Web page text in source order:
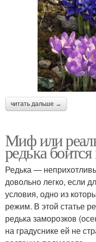
читать дальше →
Миф или
редька
Редька —
довольно легко, если
условия, одно из
режим. В этой статье
редька заморозков
на градуснике ей не